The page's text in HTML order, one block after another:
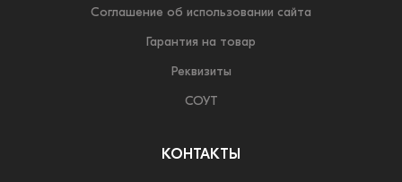
Соглашение об использовании сайта
Гарантия на товар
Реквизиты
СОУТ
КОНТАКТЫ